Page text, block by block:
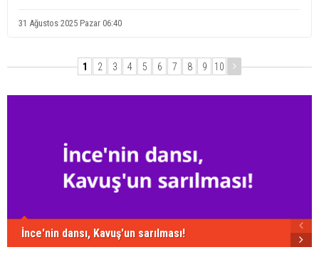
31 Ağustos 2025 Pazar 06:40
1 2 3 4 5 6 7 8 9 10
İnce'nin dansı, Kavuş'un sarılması!